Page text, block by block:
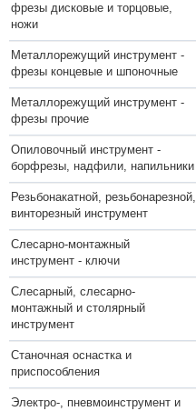
фрезы дисковые и торцовые,
ножи
Металлорежущий инструмент -
фрезы концевые и шпоночные
Металлорежущий инструмент -
фрезы прочие
Опиловочный инструмент -
борфрезы, надфили, напильники
Резьбонакатной, резьбонарезной,
винторезный инструмент
Слесарно-монтажный
инструмент - ключи
Слесарный, слесарно-
монтажный и столярный
инструмент
Станочная оснастка и
приспособления
Электро-, пневмоинструмент и